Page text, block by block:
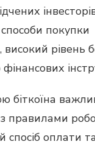
покупки
рівень
біткоїна
правилами
спосіб оплати